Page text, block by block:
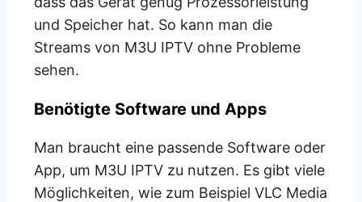
und Speicher hat. So kann man die
Streams von M3U IPTV ohne Probleme
sehen.
Benötigte Software und Apps
Man braucht eine passende Software oder
App, um M3U IPTV zu nutzen. Es gibt viele
Möglichkeiten, wie zum Beispiel VLC Media